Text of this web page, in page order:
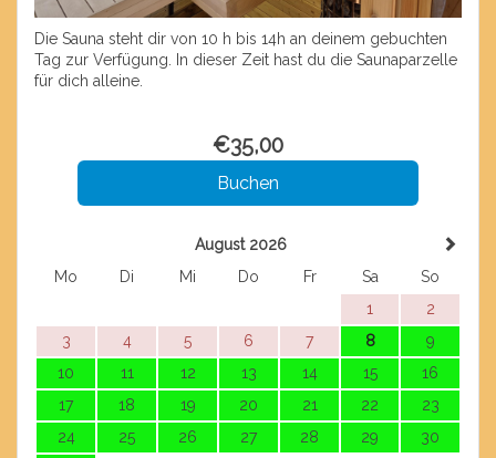
Die Sauna steht dir von 10 h bis 14h an deinem gebuchten
Tag zur Verfügung. In dieser Zeit hast du die Saunaparzelle
für dich alleine.
€35,00
August 2026
Mo
Di Mi Do Fr Sa
So
1
2
3
4 5 6 7 8
9
10
11 12 13 14 15
16
17
18 19 20 21 22
23
24
25 26 27 28 29
30